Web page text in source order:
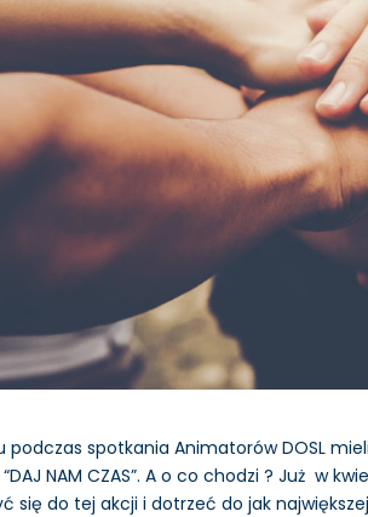
spotkania Animatorów DOSL
NAM CZAS”. A o co chodzi ? Już w
się do tej akcji i dotrzeć do jak